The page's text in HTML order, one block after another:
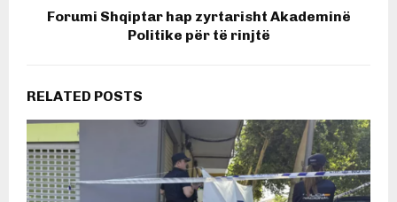
Forumi Shqiptar hap zyrtarisht Akademinë
Politike për të rinjtë
RELATED POSTS